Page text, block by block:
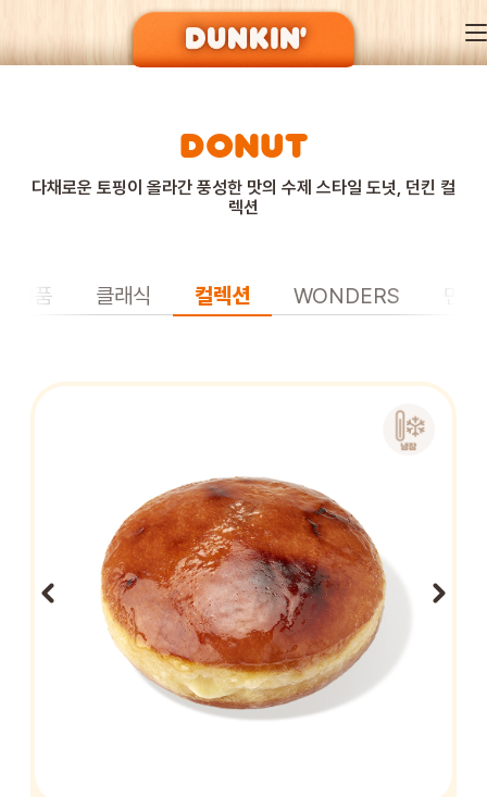
DUNKIN’ OF SEASON
MENU
EVENT
ORDER
창업문의
DONUT
제품 클래식 컬렉션 WONDERS
다채로운 토핑이 올라간 풍성한 맛의 수제 스타일 도넛, 던킨 컬
렉션